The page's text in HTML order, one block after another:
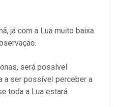
já com a Lua muito baixa
será possível
a ser possível perceber a
toda a Lua estará